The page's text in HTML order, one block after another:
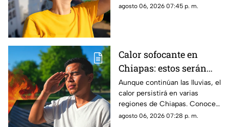
las regiones con probabilidad
agosto 06, 2026 07:45 p. m.
Calor sofocante en
Chiapas: estos serán
los municipios con las
temperaturas más altas
este viernes 7 de agosto
Aunque continúan las lluvias, el
calor persistirá en varias
regiones de Chiapas. Conoce
cuáles serán los municipios
agosto 06, 2026 07:28 p. m.